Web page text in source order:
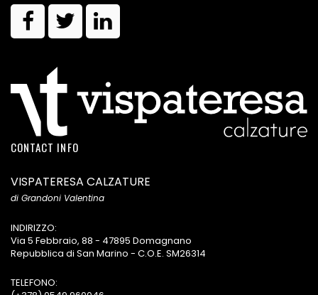
CONTACT INFO
VISPATERESA CALZATURE
di Grandoni Valentina
INDIRIZZO:
Via 5 Febbraio, 88 - 47895 Domagnano
Repubblica di San Marino - C.O.E. SM26314
TELEFONO: